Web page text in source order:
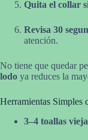
Quita el collar
Revisa 30
atención.
No tiene que quedar
lodo ya reduces la
Herramientas Simples
3–4 toallas